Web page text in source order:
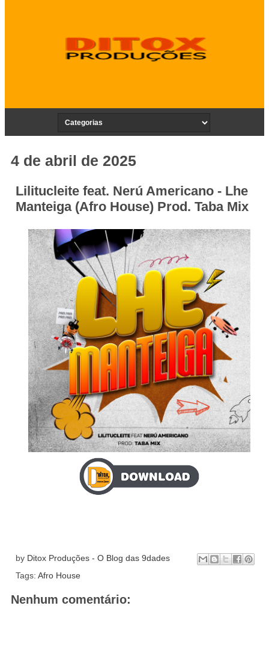
4 de abril de 2025
Lilitucleite feat. Nerú Americano - Lhe
Manteiga (Afro House) Prod. Taba Mix
by Ditox Produções - O Blog das 9dades
Tags: Afro House
Nenhum comentário: